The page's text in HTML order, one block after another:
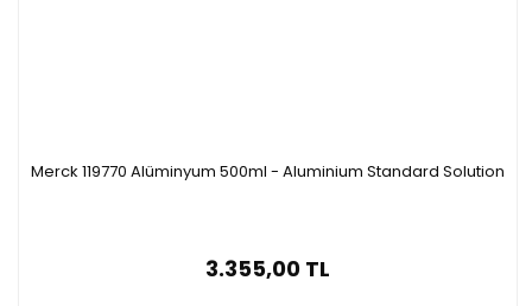
Merck 119770 Alüminyum 500ml - Aluminium Standard Solution
3.355,00 TL